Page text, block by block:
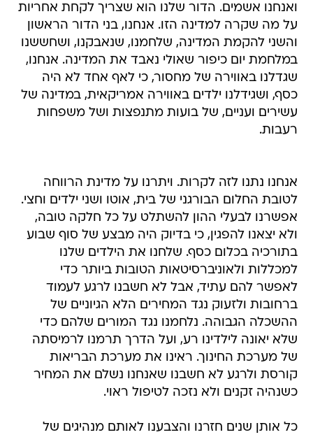
ואנחנו אשמים. הדור שלנו הוא שצריך לקחת אחריות
על מה שקרה למדינה הזו. אנחנו, בני הדור הראשון
והשני להקמת המדינה, שלחמנו, שנאבקנו, ושחששנו
במלחמת יום כיפור שאולי נאבד את המדינה. אנחנו,
שגדלנו באווירה של מחסור, כי לאף אחד לא היה
כסף, ושגידלנו ילדים באווירה אמריקאית, במדינה של
עשירים ועניים, של בועות מתנפצות ושל משפחות
רעבות.
אנחנו נתנו לזה לקרות. ויתרנו על מדינת הרווחה
לטובת החלום הבורגני של בית, אוטו ושני ילדים וחצי.
אפשרנו לבעלי ההון להשתלט על כל חלקה טובה,
ולא יצאנו להפגין, כי בדיוק היה מבצע של סוף שבוע
בתורכיה בכלום כסף. שלחנו את הילדים שלנו
למכללות ולאוניברסיטאות הטובות ביותר כדי
לאפשר להם עתיד, אבל לא חשבנו לרגע לעמוד
ברחובות ולזעוק נגד המחירים הלא הגיוניים של
ההשכלה הגבוהה. נלחמנו נגד המורים שלהם כדי
שלא יאונה לילדינו רע, ועל הדרך תרמנו לרמיסתה
של מערכת החינוך. ראינו את מערכת הבריאות
קורסת ולרגע לא חשבנו שאנחנו נשלם את המחיר
כשנהיה זקנים ולא נזכה לטיפול ראוי.
כל אותן שנים חזרנו והצבענו לאותם מנהיגים של